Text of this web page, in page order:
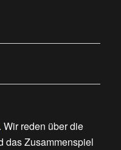
Wir reden über die
das Zusammenspiel